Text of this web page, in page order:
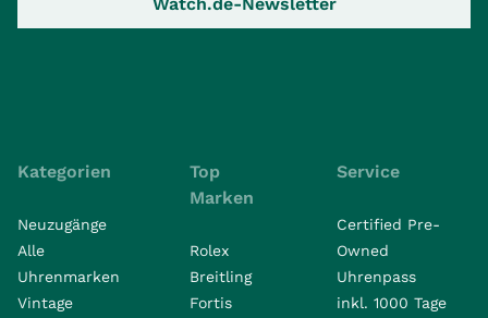
Kategorien
Neuzugänge
Alle
Uhrenmarken
Vintage
Top
Marken
Rolex
Breitling
Fortis
Service
Certified Pre-
Owned
Uhrenpass
inkl. 1000 Tage